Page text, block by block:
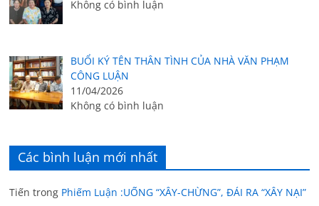
Không có bình luận
BUỔI KÝ TÊN THÂN TÌNH CỦA NHÀ VĂN PHẠM
CÔNG LUẬN
11/04/2026
Không có bình luận
Các bình luận mới nhất
Tiến trong Phiếm Luận :UỐNG “XÂY-CHỪNG”, ĐÁI RA “XÂY NẠI”